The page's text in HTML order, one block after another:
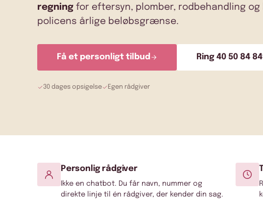
regning for eftersyn, plomber, rodbehandling og
policens årlige beløbsgrænse.
Få et personligt tilbud Ring 40 50 84 84
30 dages opsigelse Egen rådgiver
Personlig rådgiver
Ikke en chatbot. Du får navn, nummer og
direkte linje til én rådgiver, der kender din sag.